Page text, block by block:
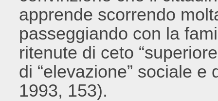
apprende scorrendo
passeggiando con la
ritenute di ceto
di “elevazione” sociale
1993, 153).